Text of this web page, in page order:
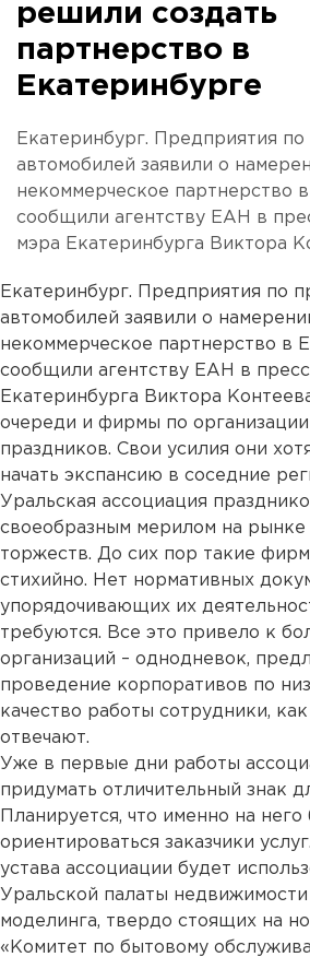
решили создать
партнерство в
Екатеринбурге
Екатеринбург. Предприятия по
автомобилей заявили о
некоммерческое партнерство
сообщили агентству ЕАН в
мэра Екатеринбурга Виктора
Екатеринбург. Предприятия по
автомобилей заявили о
некоммерческое партнерство в
сообщили агентству ЕАН в
Екатеринбурга Виктора
очереди и фирмы по
праздников. Свои усилия они
начать экспансию в соседние
Уральская ассоциация
своеобразным мерилом на рынке
торжеств. До сих пор такие
стихийно. Нет нормативных
упорядочивающих их
требуются. Все это привело к
организаций – однодневок,
проведение корпоративов по
качество работы сотрудники,
отвечают.
Уже в первые дни работы
придумать отличительный знак
Планируется, что именно на него
ориентироваться заказчики
устава ассоциации будет
Уральской палаты
моделинга, твердо стоящих на
«Комитет по бытовому